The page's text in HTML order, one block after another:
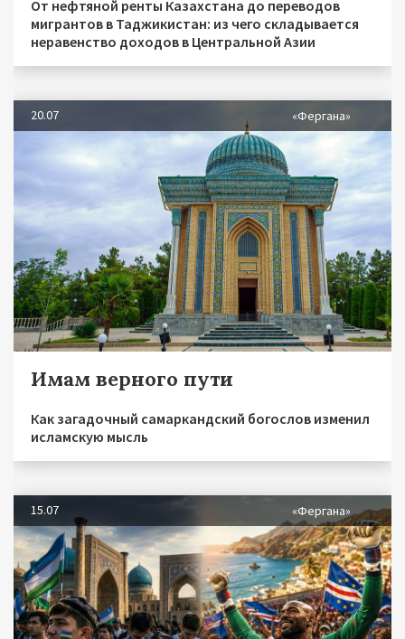
От нефтяной ренты Казахстана до переводов
мигрантов в Таджикистан: из чего складывается
неравенство доходов в Центральной Азии
20.07 «Фергана»
Имам верного пути
Как загадочный самаркандский богослов изменил
исламскую мысль
15.07 «Фергана»